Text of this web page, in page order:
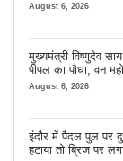
August 6, 2026
मुख्यमंत्री विष्णुदेव
पीपल का पौधा, वन
August 6, 2026
इंदौर में पैदल पुल पर
हटाया तो ब्रिज पर